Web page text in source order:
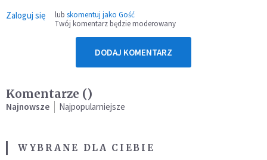
Zaloguj się lub skomentuj jako Gość
Twój komentarz będzie moderowany
DODAJ KOMENTARZ
Komentarze ()
Najnowsze Najpopularniejsze
WYBRANE DLA CIEBIE